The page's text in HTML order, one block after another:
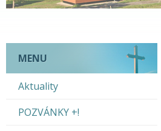
MENU
Aktuality
POZVÁNKY +!